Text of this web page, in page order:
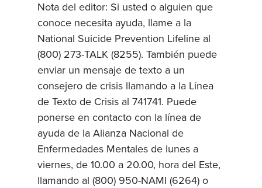
Nota del editor: Si usted o alguien que
conoce necesita ayuda, llame a la
National Suicide Prevention Lifeline al
(800) 273-TALK (8255). También puede
enviar un mensaje de texto a un
consejero de crisis llamando a la Línea
de Texto de Crisis al 741741. Puede
ponerse en contacto con la línea de
ayuda de la Alianza Nacional de
Enfermedades Mentales de lunes a
viernes, de 10.00 a 20.00, hora del Este,
llamando al (800) 950-NAMI (6264) o